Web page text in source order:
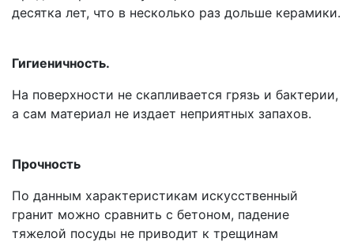
десятка лет, что в несколько раз дольше керамики.
Гигиеничность.
На поверхности не скапливается грязь и бактерии,
а сам материал не издает неприятных запахов.
Прочность
По данным характеристикам искусственный
гранит можно сравнить с бетоном, падение
тяжелой посуды не приводит к трещинам